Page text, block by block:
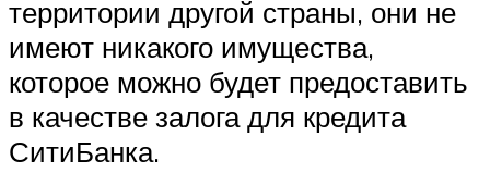
территории другой страны, они не
имеют никакого имущества,
которое можно будет предоставить
в качестве залога для кредита
СитиБанка.